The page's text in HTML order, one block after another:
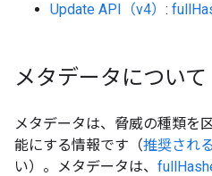
Update API（v4） :
メタデータについて
メタデータは、脅威の種類を
能にする情報です（推奨され
い）。メタデータは、